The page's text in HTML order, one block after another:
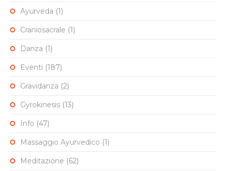
Ayurveda (1)
Craniosacrale (1)
Danza (1)
Eventi (187)
Gravidanza (2)
Gyrokinesis (13)
Info (47)
Massaggio Ayurvedico (1)
Meditazione (62)